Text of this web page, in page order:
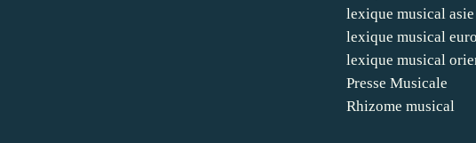
lexique musical asie
lexique musical
lexique musical
Presse Musicale
Rhizome musical